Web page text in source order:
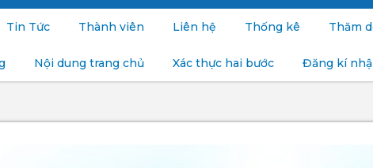
Tin Tức Thành viên Liên hệ Thống kê Thăm
Nội dung trang chủ Xác thực hai bước Đăng kí